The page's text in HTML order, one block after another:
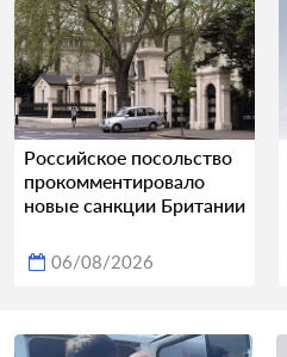
Российское посольство
прокомментировало
новые санкции Британии
06/08/2026